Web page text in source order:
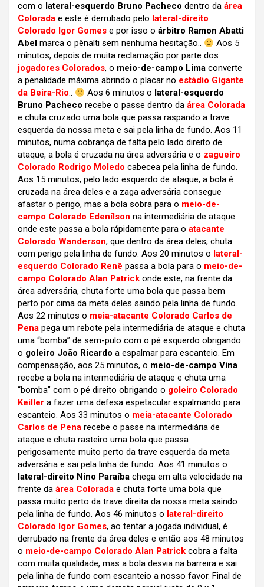
com o lateral-esquerdo Bruno Pacheco dentro da área
Colorada e este é derrubado pelo lateral-direito
Colorado Igor Gomes e por isso o árbitro Ramon Abatti
Abel marca o pênalti sem nenhuma hesitação..
Aos 5
minutos, depois de muita reclamação por parte dos
jogadores Colorados, o meio-de-campo Lima converte
a penalidade máxima abrindo o placar no estádio Gigante
da Beira-Rio.. Aos 6 minutos o lateral-esquerdo
Bruno Pacheco recebe o passe dentro da área Colorada
e chuta cruzado uma bola que passa raspando a trave
esquerda da nossa meta e sai pela linha de fundo. Aos 11
minutos, numa cobrança de falta pelo lado direito de
ataque, a bola é cruzada na área adversária e o zagueiro
Colorado Rodrigo Moledo cabecea pela linha de fundo.
Aos 15 minutos, pelo lado esquerdo de ataque, a bola é
cruzada na área deles e a zaga adversária consegue
afastar o perigo, mas a bola sobra para o meio-de-
campo Colorado Edenílson na intermediária de ataque
onde este passa a bola rápidamente para o atacante
Colorado Wanderson, que dentro da área deles, chuta
com perigo pela linha de fundo. Aos 20 minutos o lateral-
esquerdo Colorado Renê passa a bola para o meio-de-
campo Colorado Alan Patrick onde este, na frente da
área adversária, chuta forte uma bola que passa bem
perto por cima da meta deles saindo pela linha de fundo.
Aos 22 minutos o meia-atacante Colorado Carlos de
Pena pega um rebote pela intermediária de ataque e chuta
uma “bomba” de sem-pulo com o pé esquerdo obrigando
o goleiro João Ricardo a espalmar para escanteio. Em
compensação, aos 25 minutos, o meio-de-campo Vina
recebe a bola na intermediária de ataque e chuta uma
“bomba” com o pé direito obrigando o goleiro Colorado
Keiller a fazer uma defesa espetacular espalmando para
escanteio. Aos 33 minutos o meia-atacante Colorado
Carlos de Pena recebe o passe na intermediária de
ataque e chuta rasteiro uma bola que passa
perigosamente muito perto da trave esquerda da meta
adversária e sai pela linha de fundo. Aos 41 minutos o
lateral-direito Nino Paraíba chega em alta velocidade na
frente da área Colorada e chuta forte uma bola que
passa muito perto da trave direita da nossa meta saindo
pela linha de fundo. Aos 46 minutos o lateral-direito
Colorado Igor Gomes, ao tentar a jogada individual, é
derrubado na frente da área deles e então aos 48 minutos
o meio-de-campo Colorado Alan Patrick cobra a falta
com muita qualidade, mas a bola desvia na barreira e sai
pela linha de fundo com escanteio a nosso favor. Final de